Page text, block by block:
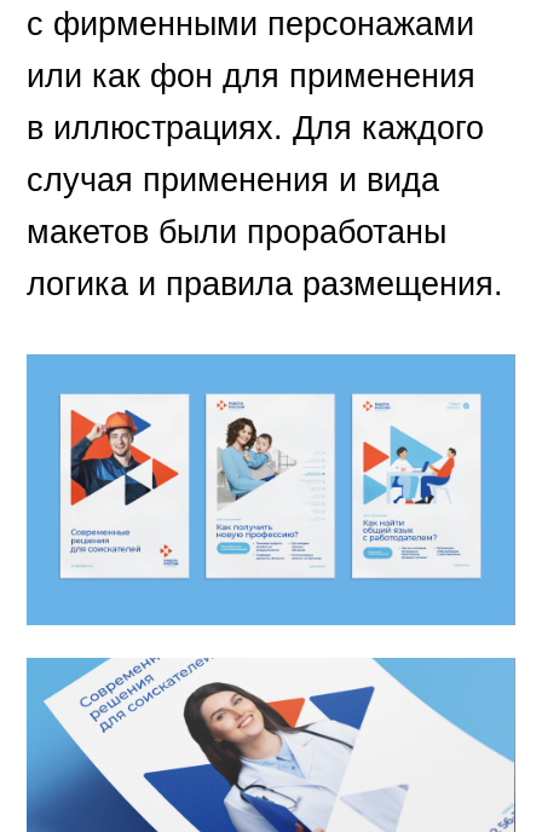
с фирменными персонажами
или как фон для применения
в иллюстрациях. Для каждого
случая применения и вида
макетов были проработаны
логика и правила размещения.